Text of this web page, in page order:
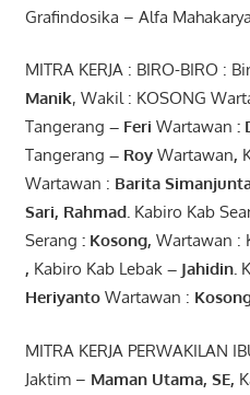
Grafindosika – Alfa
MITRA KERJA : BIRO-BIRO :
Manik, Wakil : KOSONG
Tangerang – Feri Wartawan :
Tangerang – RoyWartawan,
Wartawan : Barita
Sari, Rahmad. Kabiro Kab
Serang : Kosong, Wartawan :
, Kabiro Kab Lebak– Jahidin.
Heriyanto Wartawan :
MITRA KERJA PERWAKILAN
Jaktim – Maman Utama, SE,